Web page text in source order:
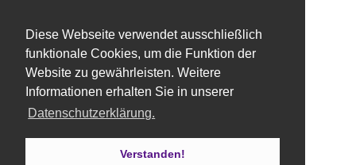
Diese Webseite verwendet ausschließlich
funktionale Cookies, um die Funktion der
Website zu gewährleisten. Weitere
Informationen erhalten Sie in unserer
Datenschutzerklärung.
Verstanden!